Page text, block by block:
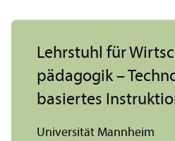
Lehr­stuhl für
pädagogik –
basiertes
Universität Mannheim